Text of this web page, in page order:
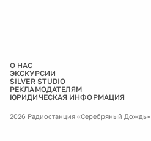
О НАС
ЭКСКУРСИИ
SILVER STUDIO
РЕКЛАМОДАТЕЛЯМ
ЮРИДИЧЕСКАЯ ИНФОРМАЦИЯ
2026 Радиостанция «Серебряный Дождь»